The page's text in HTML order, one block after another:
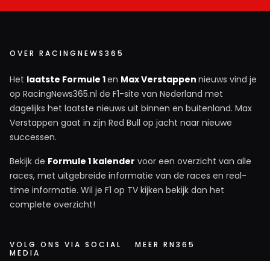
OVER RACINGNEWS365
Het laatste Formule 1en Max Verstappen nieuws vind je
op RacingNews365.nl de F1-site van Nederland met
dagelijks het laatste nieuws uit binnen en buitenland. Max
Verstappen gaat in zijn Red Bull op jacht naar nieuwe
successen.
Bekijk de Formule 1 kalender voor een overzicht van alle
races, met uitgebreide informatie van de races en real-
time informatie. Wil je F1 op TV kijken bekijk dan het
complete overzicht!
VOLG ONS VIA SOCIAL
MEDIA
MEER RN365